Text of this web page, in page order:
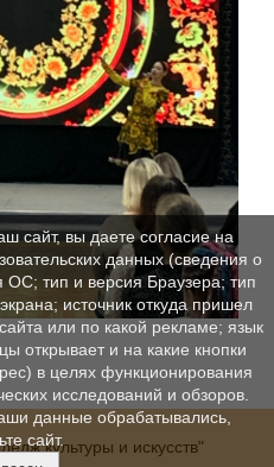
культуры и искусств"
сайт, вы даете согласие на
данных (сведения о
ОС; тип и версия Браузера; тип
источник откуда пришел
или по какой рекламе; язык
открывает и на какие кнопки
в целях функционирования
исследований и обзоров.
данные обрабатывались,
сайт.